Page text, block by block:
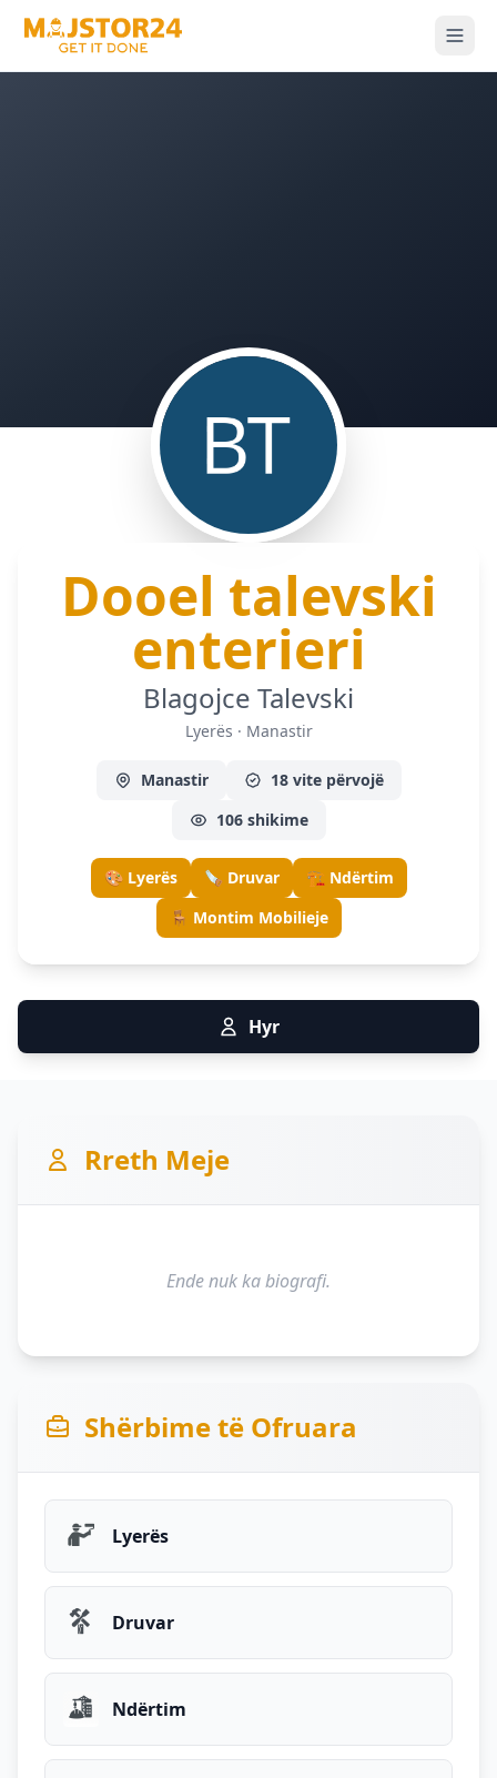
Dooel talevski
enterieri
Blagojce Talevski
Lyerës · Manastir
Manastir
18 vite përvojë
106 shikime
🎨 Lyerës 🪚 Druvar
🏗️ Ndërtim
🪑 Montim Mobilieje
Hyr
Rreth Meje
Ende nuk ka biografi.
Shërbime të Ofruara
Lyerës
Druvar
Ndërtim